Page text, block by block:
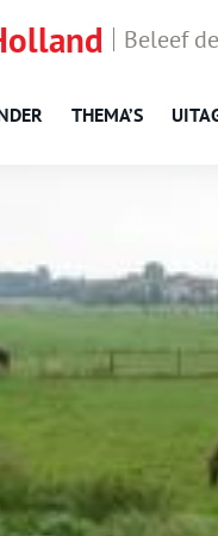
Beleef
THEMA’S